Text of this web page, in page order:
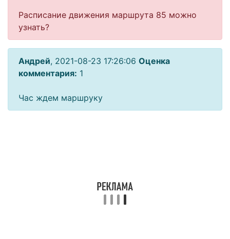
Расписание движения маршрута 85 можно
узнать?
Андрей, 2021-08-23 17:26:06 Оценка
комментария: 1
Час ждем маршруку